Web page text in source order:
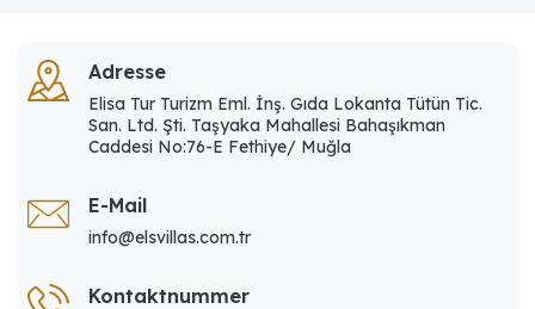
Adresse
Elisa Tur Turizm Eml. İnş. Gıda Lokanta Tütün Tic.
San. Ltd. Şti. Taşyaka Mahallesi Bahaşıkman
Caddesi No:76-E Fethiye/ Muğla
E-Mail
info@elsvillas.com.tr
Kontaktnummer